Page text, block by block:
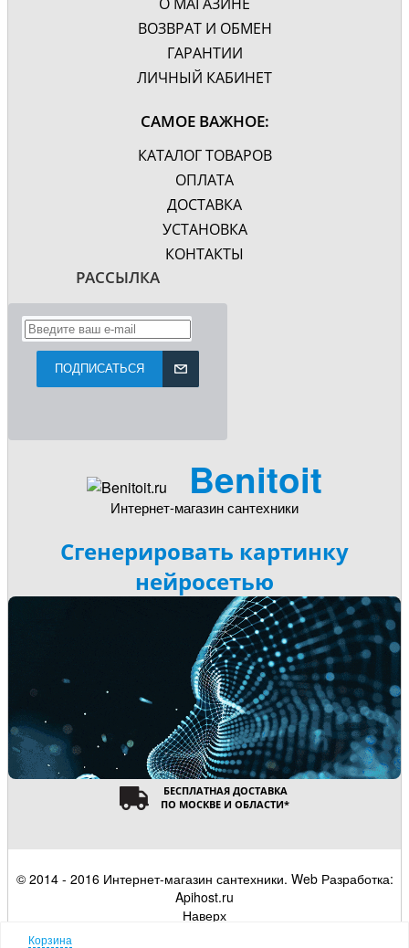
ВОЗВРАТ И ОБМЕН
ГАРАНТИИ
ЛИЧНЫЙ КАБИНЕТ
САМОЕ ВАЖНОЕ:
КАТАЛОГ ТОВАРОВ
ОПЛАТА
ДОСТАВКА
УСТАНОВКА
КОНТАКТЫ
РАССЫЛКА
ПОДПИСАТЬСЯ
Benitoit
Интернет-магазин сантехники
Сгенерировать картинку
нейросетью
БЕСПЛАТНАЯ ДОСТАВКА
ПО МОСКВЕ И ОБЛАСТИ*
© 2014 - 2016 Интернет-магазин сантехники. Web Разработка:
Apihost.ru
Наверх
Корзина